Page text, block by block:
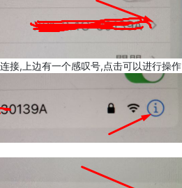
接,上边有一个感叹号,点击可以进行操作